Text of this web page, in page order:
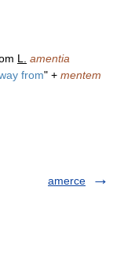
L.
amentia
from" + mentem
amerce